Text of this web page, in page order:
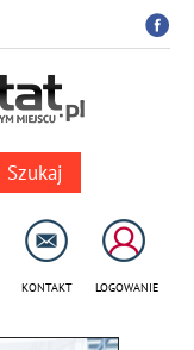
KONTAKT LOGOWANIE